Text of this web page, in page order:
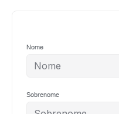
Nome
Sobrenome